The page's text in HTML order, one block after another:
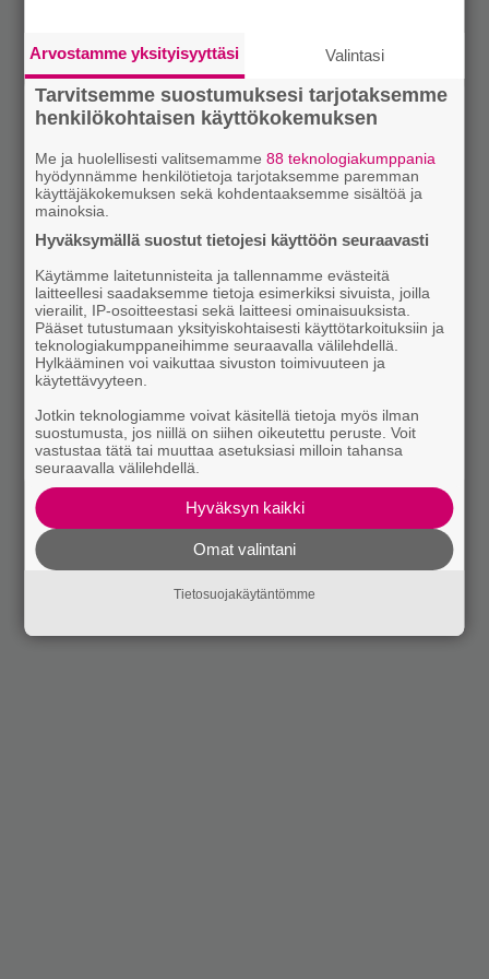
Arvostamme yksityisyyttäsi Valintasi
Tarvitsemme suostumuksesi tarjotaksemme
henkilökohtaisen käyttökokemuksen
Me ja huolellisesti valitsemamme88 teknologiakumppania
hyödynnämme henkilötietoja tarjotaksemme paremman
käyttäjäkokemuksen sekä kohdentaaksemme sisältöä ja
mainoksia.
Hyväksymällä suostut tietojesi käyttöön seuraavasti
Käytämme laitetunnisteita ja tallennamme evästeitä
laitteellesi saadaksemme tietoja esimerkiksi sivuista, joilla
vierailit, IP-osoitteestasi sekä laitteesi ominaisuuksista.
Pääset tutustumaan yksityiskohtaisesti käyttötarkoituksiin ja
teknologiakumppaneihimme seuraavalla välilehdellä.
Hylkääminen voi vaikuttaa sivuston toimivuuteen ja
käytettävyyteen.
Jotkin teknologiamme voivat käsitellä tietoja myös ilman
suostumusta, jos niillä on siihen oikeutettu peruste. Voit
vastustaa tätä tai muuttaa asetuksiasi milloin tahansa
seuraavalla välilehdellä.
Hyväksyn kaikki
Omat valintani
Tietosuojakäytäntömme